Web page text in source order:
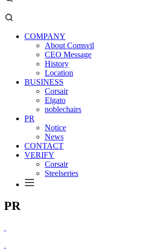
COMPANY
About Comsvil
CEO Message
History
Location
BUSINESS
Corsair
Elgato
noblechairs
PR
Notice
News
CONTACT
VERIFY
Corsair
Steelseries
PR